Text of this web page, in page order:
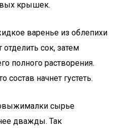
крышек.
варенье из облепихи
отделить сок, затем
полного растворения.
состав начнет густеть.
сырье
дважды. Так